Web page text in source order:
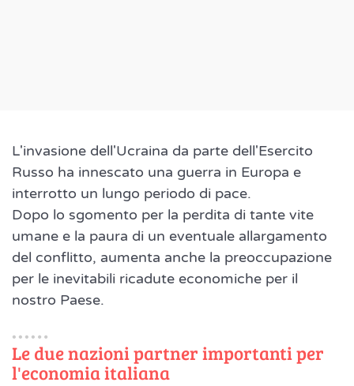
L'invasione dell'Ucraina da parte dell'Esercito
Russo ha innescato una guerra in Europa e
interrotto un lungo periodo di pace.
Dopo lo sgomento per la perdita di tante vite
umane e la paura di un eventuale allargamento
del conflitto, aumenta anche la preoccupazione
per le inevitabili ricadute economiche per il
nostro Paese.
Le due nazioni partner importanti per
l'economia italiana